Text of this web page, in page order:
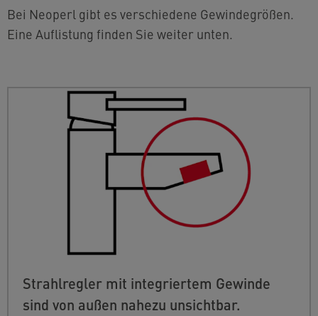
Bei Neoperl gibt es verschiedene Gewindegrößen.
Eine Auflistung finden Sie weiter unten.
Strahlregler mit integriertem Gewinde
sind von außen nahezu unsichtbar.